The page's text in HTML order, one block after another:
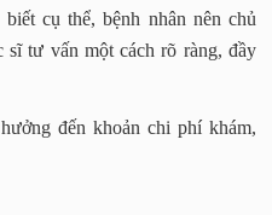
cụ thể, bệnh nhân nên chủ
sĩ tư vấn một cách rõ ràng, đầy
đến khoản chi phí khám,